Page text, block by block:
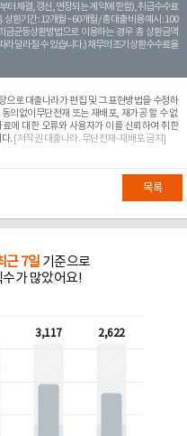
터 체결, 갱신, 연장되는 계 약에 한함), 취급수수료
환기간 : 12개월 ~ 60개월 / 총 대출 비용 예시 : 100
균등상환방법으로 이용하는 경우 총 상환금액
달라질 수 있습니다.) 채무의 조기 상환수수료율
으로 대출나라가 편집 및 그 표현방법을 수정하
의없이무단전재 또는 재배포, 재가공 할 수 없
료에 대한 오류와 사용자가 이를 신뢰하여 취한
. [저작권 대출나라. 무단전재-재배포 금지]
목록
근 7일 기준으로
수가 많았어요!
3,117 2,622